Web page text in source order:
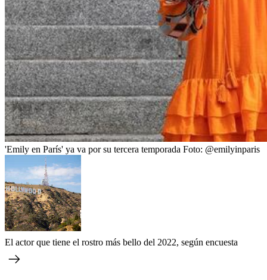
'Emily en París' ya va por su tercera temporada Foto: @emilyinparis
El actor que tiene el rostro más bello del 2022, según encuesta